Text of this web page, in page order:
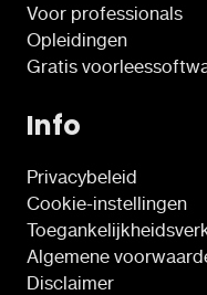
Voor professionals
Opleidingen
Gratis
Info
Privacybeleid
Cookie-instellingen
Algemene
Disclaimer